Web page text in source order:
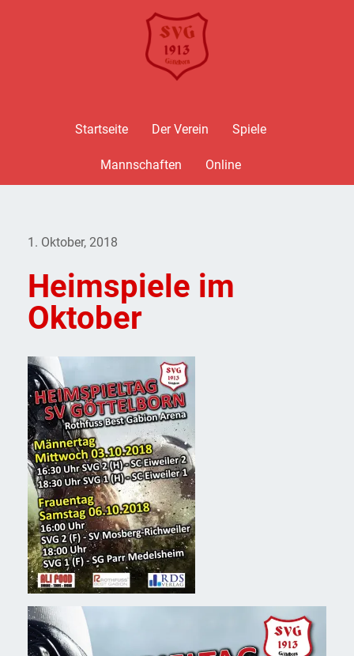
Startseite Der Verein Spiele
Mannschaften Online
1. Oktober, 2018
Heimspiele im
Oktober